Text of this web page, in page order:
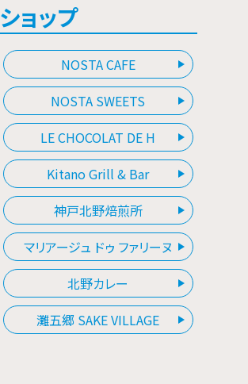
ショップ
NOSTA CAFE
NOSTA SWEETS
LE CHOCOLAT DE H
Kitano Grill & Bar
神戸北野焙煎所
マリアージュ ドゥ ファリーヌ
北野カレー
灘五郷 SAKE VILLAGE